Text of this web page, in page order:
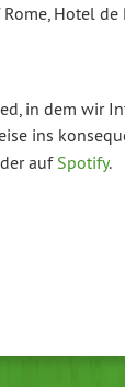
Hotel
in dem wir
ins
auf Spotify.